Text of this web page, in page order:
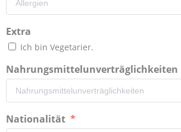
Extra
Ich bin Vegetarier.
Nahrungsmittelunverträglichkeiten
Nationalität